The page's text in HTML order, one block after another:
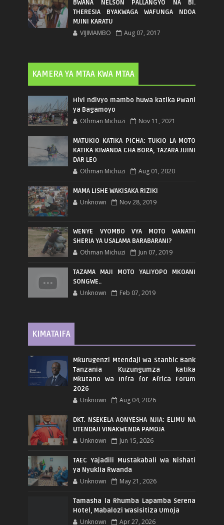
BWANA NELSON PALLANGYO NA BI.
THERESIA BYAKWAGA WAFUNGA NDOA
MJINI KARATU
VIJIMAMBO Aug 07, 2017
KAMERA YA MTAA KWA MTAA
Hivi ndivyo mambo huwa katika Pwani
ya Bagamoyo
Othman Michuzi Nov 11, 2021
MATUKIO KATIKA PICHA: TUKIO LA MOTO
KATIKA KIWANDA CHA BORA, TAZARA JIJINI
DAR LEO
Othman Michuzi Aug 01, 2020
MAMA LISHE WAKISAKA RIZIKI
Unknown Nov 28, 2019
WENYE VYOMBO VYA MOTO WANATII
SHERIA YA USALAMA BARABARANI?
Othman Michuzi Jun 07, 2019
TAZAMA MAJI MOTO YALIYOPO MKOANI
SONGWE..
Unknown Feb 07, 2019
KIMATAIFA
Mkurugenzi Mtendaji wa Stanbic Bank
Tanzania Kuzungumza katika
Mkutano wa Infra for Africa Forum
2026
Unknown Aug 04, 2026
DKT. NSEKELA AONYESHA NJIA: ELIMU NA
UTENDAJI VINAKWENDA PAMOJA
Unknown Jun 15, 2026
TAEC Yajadili Mustakabali wa Nishati
ya Nyuklia Rwanda
Unknown May 21, 2026
Tamasha la Rhumba Lapamba Serena
Hotel, Mabalozi Wasisitiza Umoja
Unknown Apr 27, 2026